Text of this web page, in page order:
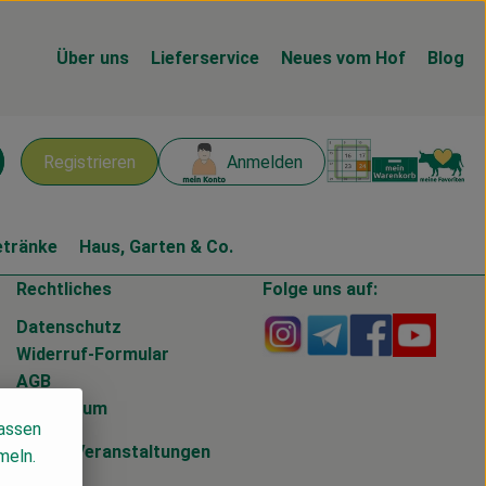
Über uns Lieferservice Neues vom Hof Blog
Registrieren Anmelden
Haus, Garten & Co.
Rechtliches
Datenschutz
Widerruf-Formular
AGB
Impressum
Folge uns auf:
Externer Link zu
Externer Link
Externer
Blog Veranstaltungen